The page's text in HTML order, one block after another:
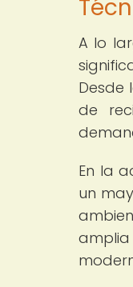
A lo
Desde
de
En la
un